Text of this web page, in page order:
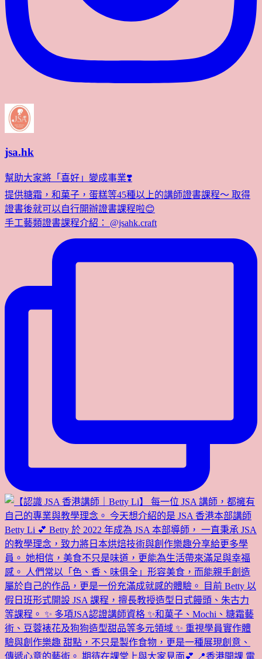
jsa.hk
幫助大家將「喜好」變成事業❣️
提供糖霜，和菓子，蛋糕等45種以上的講師證書課程～ 取得
證書後就可以自行開辦證書課程啦😊
手工藝類證書課程介紹： @jsahk.craft